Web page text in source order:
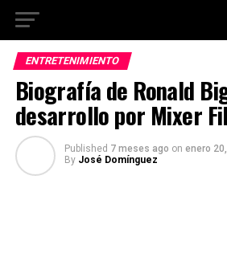
ENTRETENIMIENTO
Biografía de Ronald
desarrollo por Mixer
Published 7 meses ago on enero
By José Domínguez